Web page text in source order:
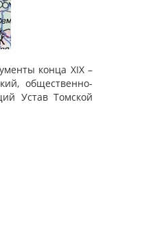
конца XIX –
общественно-
Устав Томской